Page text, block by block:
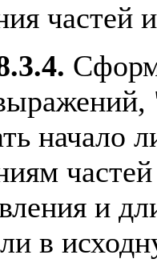
частей
начало
и
в